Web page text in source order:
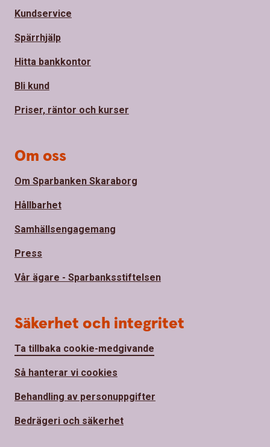
Kundservice
Spärrhjälp
Hitta bankkontor
Bli kund
Priser, räntor och kurser
Om oss
Om Sparbanken Skaraborg
Hållbarhet
Samhällsengagemang
Press
Vår ägare - Sparbanksstiftelsen
Säkerhet och integritet
Ta tillbaka cookie-medgivande
Så hanterar vi cookies
Behandling av personuppgifter
Bedrägeri och säkerhet